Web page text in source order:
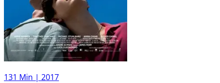
131 Min | 2017